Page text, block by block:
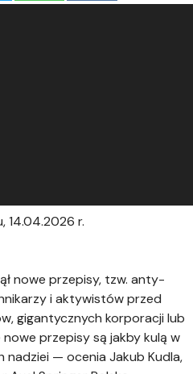
14.04.2026 r.
nowe przepisy, tzw. anty-
i aktywistów przed
gigantycznych korporacji lub
przepisy są jakby kulą w
nadziei — ocenia Jakub Kudla,